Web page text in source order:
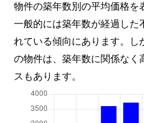
物件の築年数別の平均価格を
一般的には築年数が経過した
れている傾向にあります。
の物件は、築年数に関係な
スもあります。